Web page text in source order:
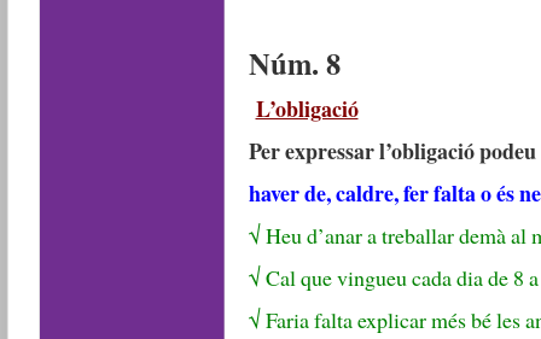
Núm. 8
L’obligació
Per expressar l’obligació
haver de, caldre, fer falta o és
√ Heu d’anar a treballar demà al
√ Cal que vingueu cada dia de 8
√ Faria falta explicar més bé les